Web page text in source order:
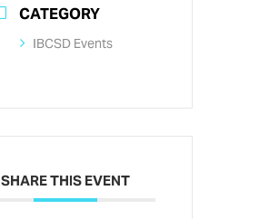
CATEGORY
IBCSD Events
SHARE THIS EVENT